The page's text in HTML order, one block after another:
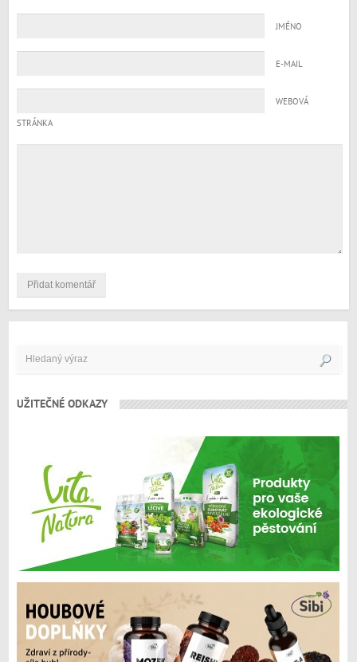
JMÉNO
E-MAIL
WEBOVÁ
STRÁNKA
UŽITEČNÉ ODKAZY